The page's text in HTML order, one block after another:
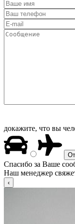
докажите, что вы
Спасибо за Ваше
Наш менеджер